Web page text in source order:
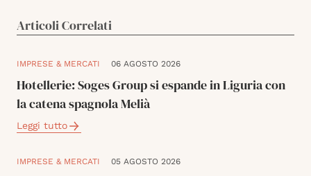
Articoli Correlati
IMPRESE & MERCATI 06 AGOSTO 2026
Hotellerie: Soges Group si espande in Liguria con
la catena spagnola Melià
Leggi tutto
IMPRESE & MERCATI 05 AGOSTO 2026